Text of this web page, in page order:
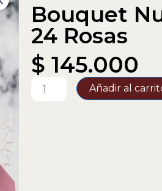
Bouquet
24 Rosas
$ 145.000
Nueva
Añadir al